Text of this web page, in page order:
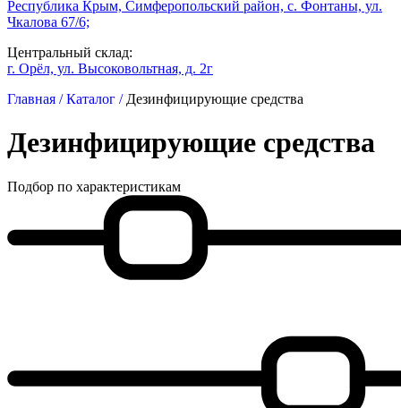
Республика Крым, Симферопольский район, с. Фонтаны, ул.
Чкалова 67/6;
Центральный склад:
г. Орёл, ул. Высоковольтная, д. 2г
Главная /Каталог / Дезинфицирующие средства
Дезинфицирующие средства
Подбор по характеристикам